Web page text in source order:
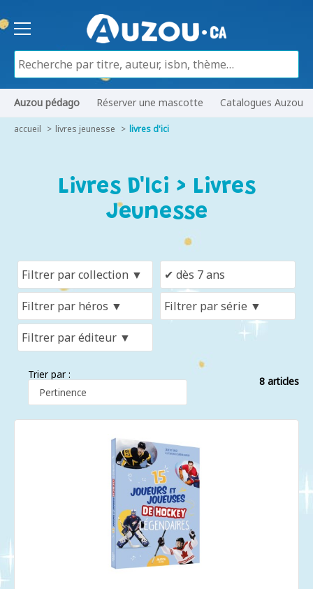
Auzou pédago Réserver une mascotte Catalogues Auzou
accueil livres jeunesse livres d'ici
Livres D'Ici > Livres
Jeunesse
Trier par :
8 articles